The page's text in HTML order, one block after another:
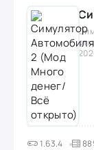
1.63.4